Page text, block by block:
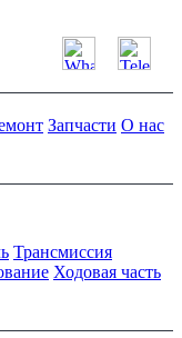
Запчасти О нас
Трансмиссия
Ходовая часть